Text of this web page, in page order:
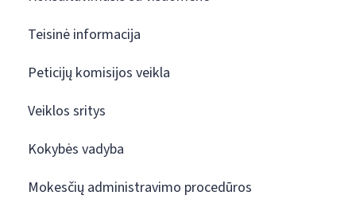
Teisinė informacija
Peticijų komisijos veikla
Veiklos sritys
Kokybės vadyba
Mokesčių administravimo procedūros